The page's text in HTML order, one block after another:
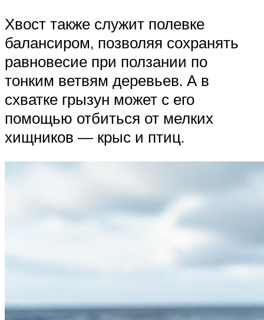
Хвост также служит полевке
балансиром, позволяя сохранять
равновесие при ползании по
тонким ветвям деревьев. А в
схватке грызун может с его
помощью отбиться от мелких
хищников — крыс и птиц.